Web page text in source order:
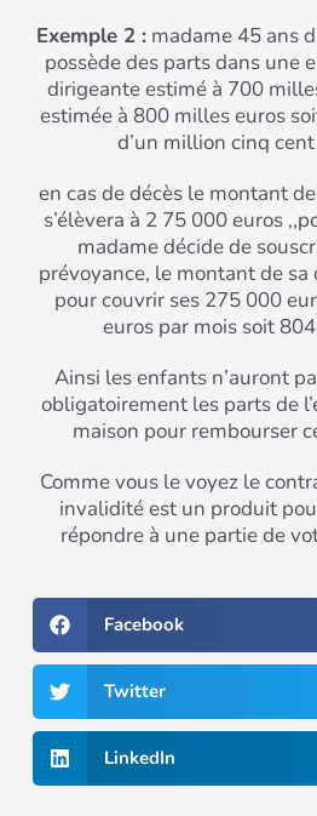
Exemple 2 : madame 45 ans
possède des parts dans une
dirigeante estimé à 700
estimée à 800 milles euros
d’un million cinq
en cas de décès le montant
s’élèvera à 2 75 000 euros
madame décide de
prévoyance, le montant de
pour couvrir ses 275 000
euros par mois soit
Ainsi les enfants n’auront
obligatoirement les parts de
maison pour rembourser
Comme vous le voyez le
invalidité est un produit
répondre à une partie de
Facebook
Twitter
LinkedIn